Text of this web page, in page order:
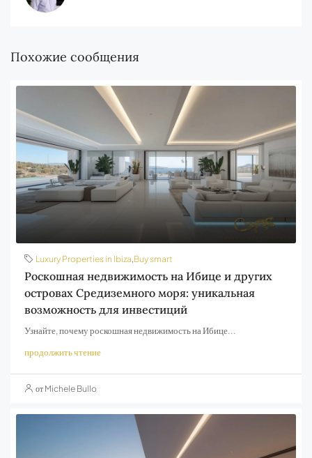
Похожие сообщения
Luxury Properties in Ibiza,Buy smart
Роскошная недвижимость на Ибице и других
островах Средиземного моря: уникальная
возможность для инвестиций
Узнайте, почему роскошная недвижимость на Ибице...
продолжить чтение
от Michele Bullo